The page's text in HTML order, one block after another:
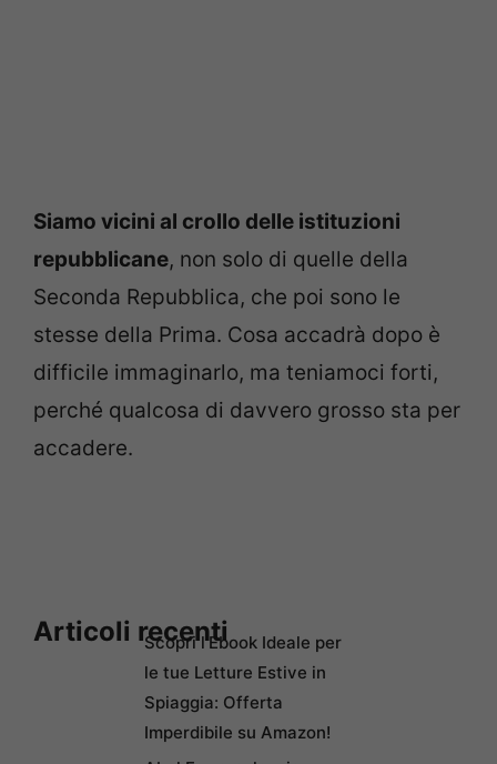
Siamo vicini al crollo delle istituzioni
repubblicane, non solo di quelle della
Seconda Repubblica, che poi sono le
stesse della Prima. Cosa accadrà dopo è
difficile immaginarlo, ma teniamoci forti,
perché qualcosa di davvero grosso sta per
accadere.
Articoli recentiScopri l’Ebook Ideale per
le tue Letture Estive in
Spiaggia: Offerta
Imperdibile su Amazon!